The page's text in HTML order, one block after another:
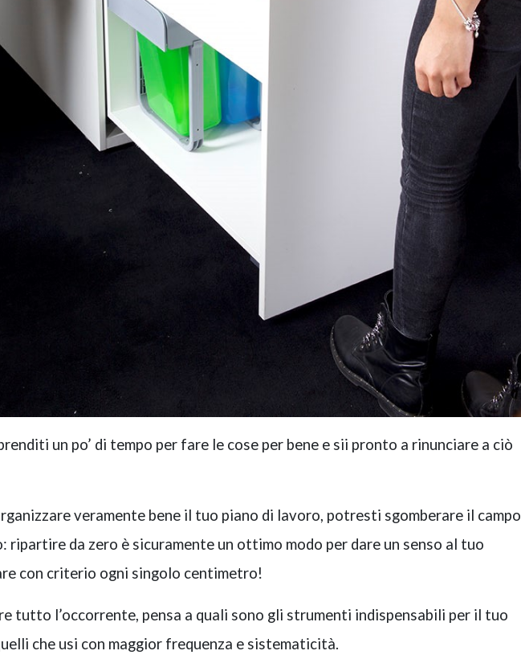
un po’ di tempo per fare le cose per bene e sii pronto a rinunciare a ciò
veramente bene il tuo piano di lavoro, potresti sgomberare il campo
ripartire da zero è sicuramente un ottimo modo per dare un senso al tuo
con criterio ogni singolo centimetro!
tutto l’occorrente, pensa a quali sono gli strumenti indispensabili per il tuo
che usi con maggior frequenza e sistematicità.